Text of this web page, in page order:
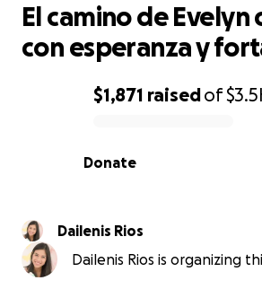
0% complete
$1,871 raisedof
Donate
El camino de Evelyn
con esperanza y
Dailenis Rios
Dailenis Rios is organizing